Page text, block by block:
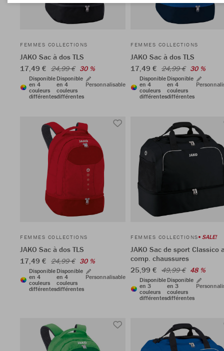
FEMMES COLLECTIONS
JAKO Sac à dos TLS
17,49 € 24,99 € 30 %
Disponible
en 4
couleurs
différentes
Disponible
en 4
couleurs
différentes
Personnalisable
FEMMES COLLECTIONS
JAKO Sac à dos TLS
17,49 € 24,99 € 30 %
Disponible
en 4
couleurs
différentes
Disponible
en 4
couleurs
différentes
FEMMES COLLECTIONS
JAKO Sac à dos TLS
17,49 € 24,99 € 30 %
Disponible
en 4
couleurs
différentes
Disponible
en 4
couleurs
différentes
Personnalisable
FEMMES COLLECTIONS SALE!
JAKO Sac de sport Classico
comp. chaussures
25,99 € 49,99 € 48 %
Disponible
en 3
couleurs
différentes
Disponible
en 3
couleurs
différentes